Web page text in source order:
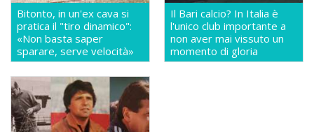
Bitonto, in un'ex cava si
pratica il "tiro dinamico":
«Non basta saper
sparare, serve velocità»
Il Bari calcio? In Italia è
l'unico club importante a
non aver mai vissuto un
momento di gloria